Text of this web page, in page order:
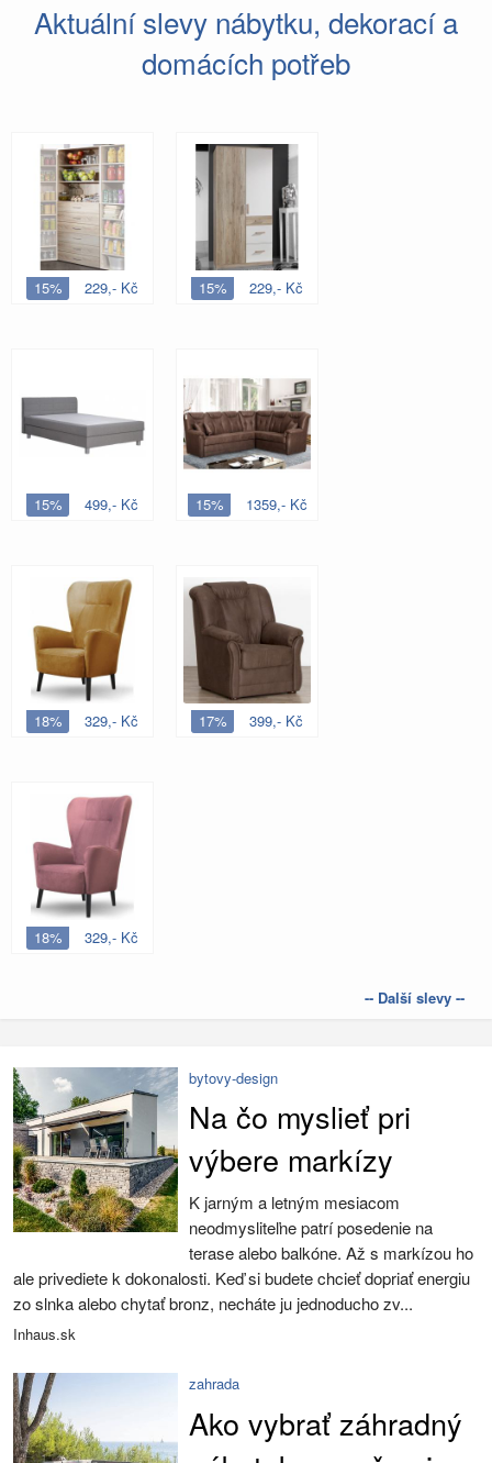
Aktuální slevy nábytku, dekorací a
domácích potřeb
15% 229,- Kč 15% 229,- Kč
15% 499,- Kč 15% 1359,- Kč
18% 329,- Kč 17% 399,- Kč
18% 329,- Kč
-- Další slevy --
bytovy-design
Na čo myslieť pri
výbere markízy
K jarným a letným mesiacom
neodmysliteľne patrí posedenie na
terase alebo balkóne. Až s markízou ho
ale privediete k dokonalosti. Keď si budete chcieť dopriať energiu
zo slnka alebo chytať bronz, necháte ju jednoducho zv...
Inhaus.sk
zahrada
Ako vybrať záhradný